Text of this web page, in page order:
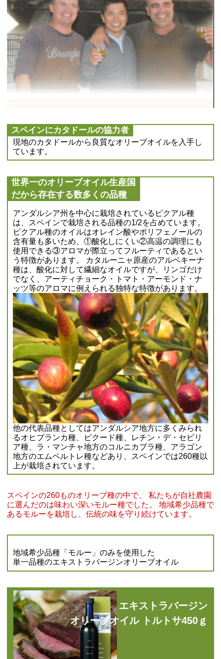
スペインにカタドールの協力者
現地のカタドールから良質なオリーブオイルを入手し
ています。
世界一のオリーブオイル生産国
だから存在する数多くの品種
アンダルシア州を中心に栽培されているピクアル種
は、スペインで栽培される品種の1/2を占めています。
ピクアル種のオイルはオレイン酸やポリフェノールの
含有量も多いため、①酸化しにくい②高温の調理にも
使用できる③アロマが際立ってフルーティであるとい
う特徴があります。 カタルーニャ原産のアルベキーナ
種は、酸化に対して繊細なオイルですが、リンゴだけ
でなく、アーティチョーク・トマト・アーモンド・ナ
ッツ等のアロマに例えられる独特な特徴があります。
他の代表品種としてはアンダルシア地方に多くみられ
るオヒブランカ種、ピクード種、レチン・デ・セビリ
ア種、ラ・マンチャ地方のコルニカブラ種、アラゴン
地方のエムペルトレ種などあり、スペインでは260種以
上が栽培されています。
スペインの260ものオリーブ種の中で、 私たちが自社農園
に選んだのは味わい深いモルー種でした。 地域希少品種で
あるモルーを栽培し、伝統の味を守り続けています。
地域希少品種「モルー」のみを使用した
単一品種のエキストラバージンオリーブオイル
エキストラバージン
オリーブオイル トルトサ450ｇ